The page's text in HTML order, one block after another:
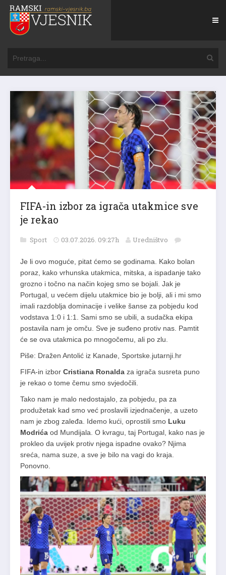
FIFA-in izbor za igrača utakmice sve
je rekao
Sport 03.07.2026. 09:27h Uredništvo
Je li ovo moguće, pitat ćemo se godinama. Kako bolan
poraz, kako vrhunska utakmica, mitska, a ispadanje tako
grozno i točno na način kojeg smo se bojali. Jak je
Portugal, u većem dijelu utakmice bio je bolji, ali i mi smo
imali razdoblja dominacije i velike šanse za pobjedu kod
vodstava 1:0 i 1:1. Sami smo se ubili, a sudačka ekipa
postavila nam je omču. Sve je suđeno protiv nas. Pamtit
će se ova utakmica po mnogočemu, ali po zlu.
Piše: Dražen Antolić iz Kanade, Sportske.jutarnji.hr
FIFA-in izbor Cristiana Ronalda za igrača susreta puno
je rekao o tome čemu smo svjedočili.
Tako nam je malo nedostajalo, za pobjedu, pa za
produžetak kad smo već proslavili izjednačenje, a uzeto
nam je zbog zaleđa. Idemo kući, oprostili smo Luku
Modrića od Mundijala. O kvragu, taj Portugal, kako nas je
prokleo da uvijek protiv njega ispadne ovako? Njima
sreća, nama suze, a sve je bilo na vagi do kraja.
Ponovno.